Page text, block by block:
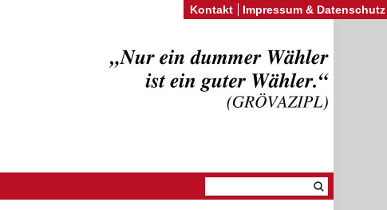
Kontakt Impressum & Datenschutz